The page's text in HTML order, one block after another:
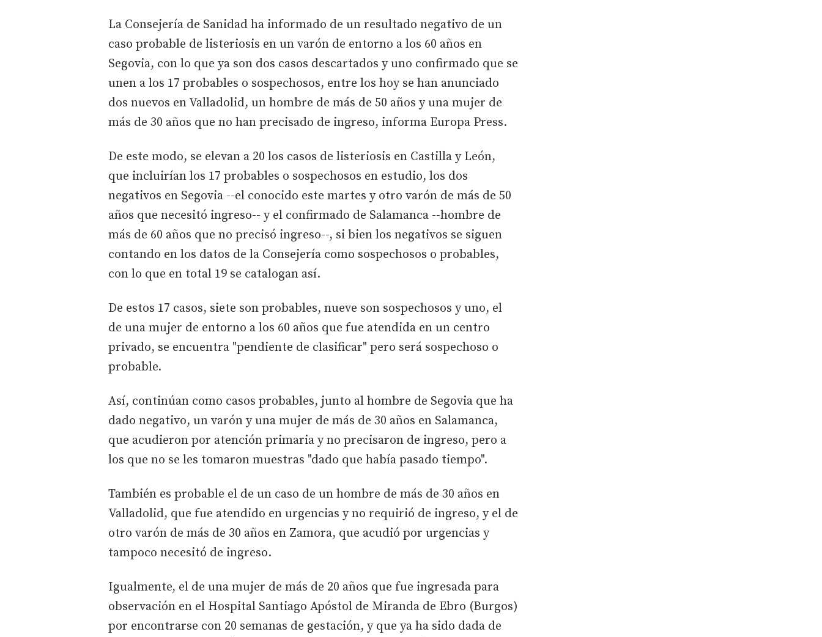
La Consejería de Sanidad ha informado de un resultado negativo de un
caso probable de listeriosis en un varón de entorno a los 60 años en
Segovia, con lo que ya son dos casos descartados y uno confirmado que se
unen a los 17 probables o sospechosos, entre los hoy se han anunciado
dos nuevos en Valladolid, un hombre de más de 50 años y una mujer de
más de 30 años que no han precisado de ingreso, informa Europa Press.
De este modo, se elevan a 20 los casos de listeriosis en Castilla y León,
que incluirían los 17 probables o sospechosos en estudio, los dos
negativos en Segovia --el conocido este martes y otro varón de más de 50
años que necesitó ingreso-- y el confirmado de Salamanca --hombre de
más de 60 años que no precisó ingreso--, si bien los negativos se siguen
contando en los datos de la Consejería como sospechosos o probables,
con lo que en total 19 se catalogan así.
De estos 17 casos, siete son probables, nueve son sospechosos y uno, el
de una mujer de entorno a los 60 años que fue atendida en un centro
privado, se encuentra "pendiente de clasificar" pero será sospechoso o
probable.
Así, continúan como casos probables, junto al hombre de Segovia que ha
dado negativo, un varón y una mujer de más de 30 años en Salamanca,
que acudieron por atención primaria y no precisaron de ingreso, pero a
los que no se les tomaron muestras "dado que había pasado tiempo".
También es probable el de un caso de un hombre de más de 30 años en
Valladolid, que fue atendido en urgencias y no requirió de ingreso, y el de
otro varón de más de 30 años en Zamora, que acudió por urgencias y
tampoco necesitó de ingreso.
Igualmente, el de una mujer de más de 20 años que fue ingresada para
observación en el Hospital Santiago Apóstol de Miranda de Ebro (Burgos)
por encontrarse con 20 semanas de gestación, y que ya ha sido dada de